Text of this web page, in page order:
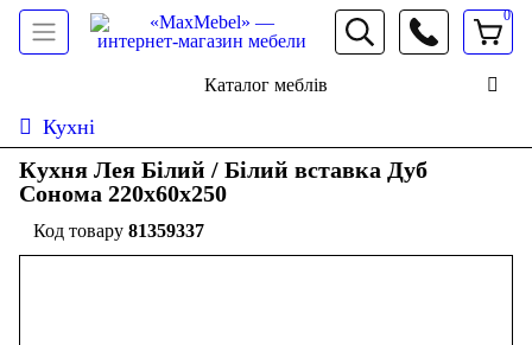
066 472 19 61
0
Каталог меблів
Кухні
Кухня Лея Білий / Білий вставка Дуб
Cонома 220х60х250
81359337